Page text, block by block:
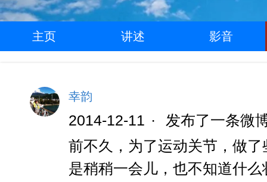
主页 讲述 影音
幸韵
2014-12-11 ·
发布了一条微
前不久，为了运动关节，做
是稍稍一会儿，也不知道什